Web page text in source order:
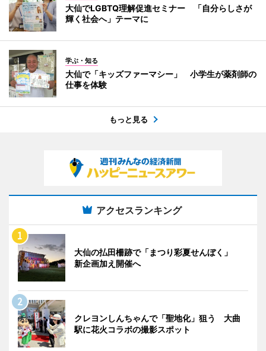
大仙でLGBTQ理解促進セミナー 「自分らしさが
輝く社会へ」テーマに
学ぶ・知る
大仙で「キッズファーマシー」 小学生が薬剤師の
仕事を体験
もっと見る
アクセスランキング
大仙の払田柵跡で「まつり彩夏せんぼく」
新企画加え開催へ
クレヨンしんちゃんで「聖地化」狙う 大曲
駅に花火コラボの撮影スポット